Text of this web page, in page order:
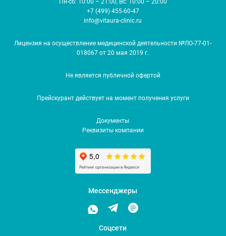
+7 (499) 455-60-47
info@vitaura-clinic.ru
Лицензия на осуществление медицинской деятельности №ЛО-77-01-
018067 от 20 мая 2019 г.
Не является публичной офертой
Прейскурант действует на момент получения услуги
Документы
Реквизиты компании
Мессенджеры
Соцсети